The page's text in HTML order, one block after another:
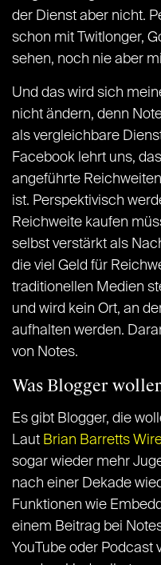
der Dienst aber nicht.
schon mit Twitlonger,
sehen, noch nie aber
Und das wird sich
nicht ändern, denn
als vergleichbare
Facebook lehrt uns,
angeführte
ist. Perspektivisch
Reichweite kaufen
selbst verstärkt als
die viel Geld für
traditionellen Medien
und wird kein Ort, an
aufhalten werden.
von Notes.
Was Blogger
Es gibt Blogger, die
Laut Brian Barretts
sogar wieder mehr
nach einer Dekade
Funktionen wie
einem Beitrag bei
YouTube oder Podcast